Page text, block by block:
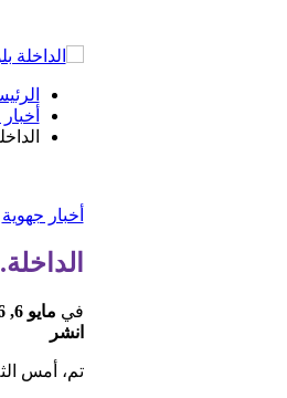
أخبار جهوية
في مايو 6, 2026
انشر
تم، أمس